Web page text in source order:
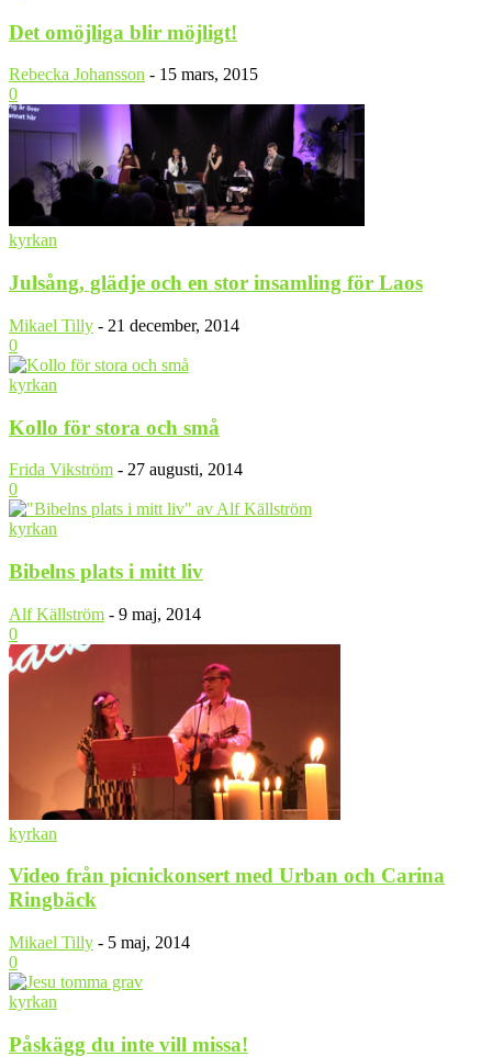
Det omöjliga blir möjligt!
Rebecka Johansson - 15 mars, 2015
0
kyrkan
Julsång, glädje och en stor insamling för Laos
Mikael Tilly - 21 december, 2014
0
kyrkan
Kollo för stora och små
Frida Vikström - 27 augusti, 2014
0
kyrkan
Bibelns plats i mitt liv
Alf Källström - 9 maj, 2014
0
kyrkan
Video från picnickonsert med Urban och Carina
Ringbäck
Mikael Tilly - 5 maj, 2014
0
kyrkan
Påskägg du inte vill missa!